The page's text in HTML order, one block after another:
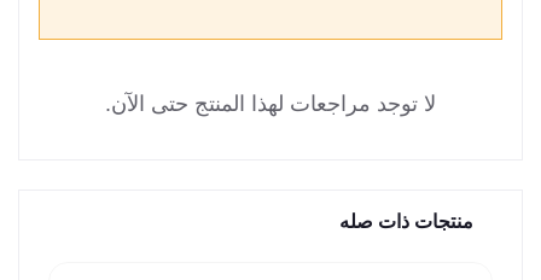
لا توجد مراجعات لهذا المنتج حتى الآن.
منتجات ذات صله